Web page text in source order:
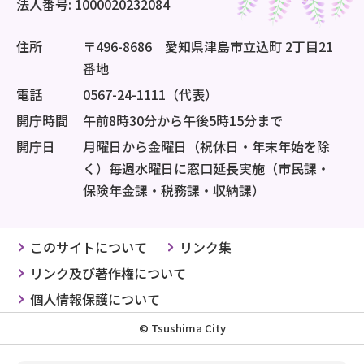
法人番号: 1000020232084
住所
〒496-8686 愛知県津島市立込町 2丁目21
番地
電話
0567-24-1111（代表）
開庁時間
午前8時30分から午後5時15分まで
開庁日
月曜日から金曜日（祝休日・年末年始を除
く）毎週水曜日に窓口延長実施（市民課・
保険年金課・税務課・収納課）
このサイトについて
リンク集
リンク及び著作権について
個人情報保護について
© Tsushima City